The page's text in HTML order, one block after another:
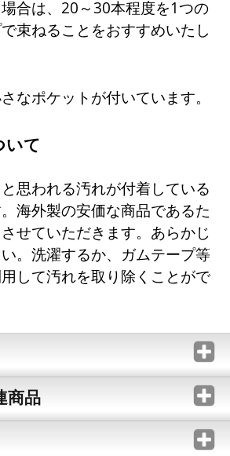
合は、20～30本程度を1つの
束ねることをおすすめいたし
なポケットが付いています。
いて
思われる汚れが付着している
海外製の安価な商品であるた
せていただきます。あらかじ
。洗濯するか、ガムテープ等
して汚れを取り除くことがで
商品